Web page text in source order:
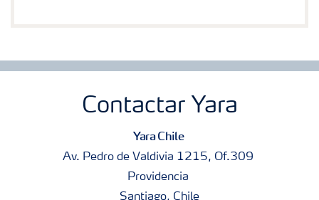
Contactar Yara
Yara Chile
Av. Pedro de Valdivia 1215, Of.309
Providencia
Santiago, Chile